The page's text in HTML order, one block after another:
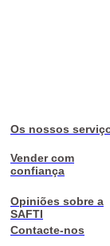
Os nossos
Vender com
confiança
Opiniões sobre a
SAFTI
Contacte-nos